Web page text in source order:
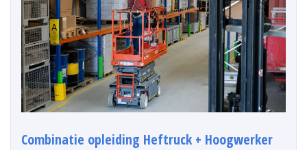
Combinatie opleiding Heftruck + Hoogwerker